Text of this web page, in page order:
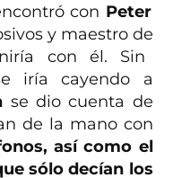
con Peter
y maestro de
con él. Sin
iría cayendo a
se dio cuenta de
de la mano con
así como el
sólo decían los